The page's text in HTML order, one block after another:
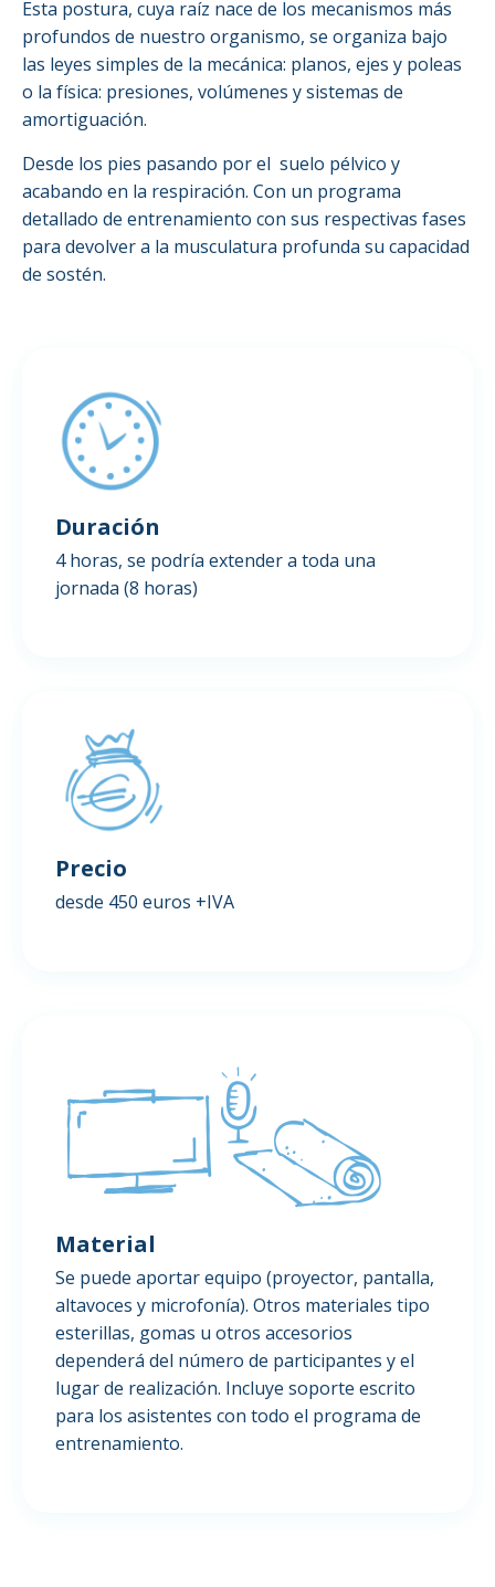
Esta postura, cuya raíz nace de los mecanismos más
profundos de nuestro organismo, se organiza bajo
las leyes simples de la mecánica: planos, ejes y poleas
o la física: presiones, volúmenes y sistemas de
amortiguación.
Desde los pies pasando por el suelo pélvico y
acabando en la respiración. Con un programa
detallado de entrenamiento con sus respectivas fases
para devolver a la musculatura profunda su capacidad
de sostén.
Duración
4 horas, se podría extender a toda una
jornada (8 horas)
Precio
desde 450 euros +IVA
Material
Se puede aportar equipo (proyector, pantalla,
altavoces y microfonía). Otros materiales tipo
esterillas, gomas u otros accesorios
dependerá del número de participantes y el
lugar de realización. Incluye soporte escrito
para los asistentes con todo el programa de
entrenamiento.